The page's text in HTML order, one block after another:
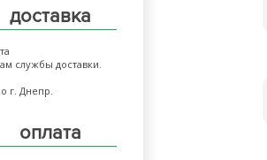
доставка
службы доставки.
г. Днепр.
оплата